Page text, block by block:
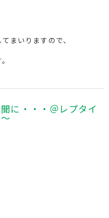
まいりますので、
に・・・＠レプタイ